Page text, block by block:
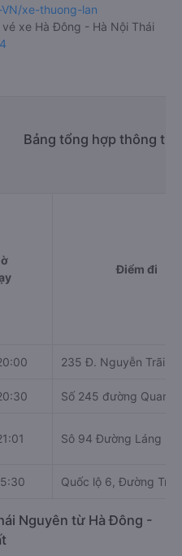
xe-thuong-lan
xe Hà Đông - Hà Nội Thái
Bảng tổng hợp thông tin
Điểm đi
235 Đ. Nguyễn Trãi
Số 245 đường Quang
Sô 94 Đường Láng
Quốc lộ 6, Đường
Nguyên từ Hà Đông -